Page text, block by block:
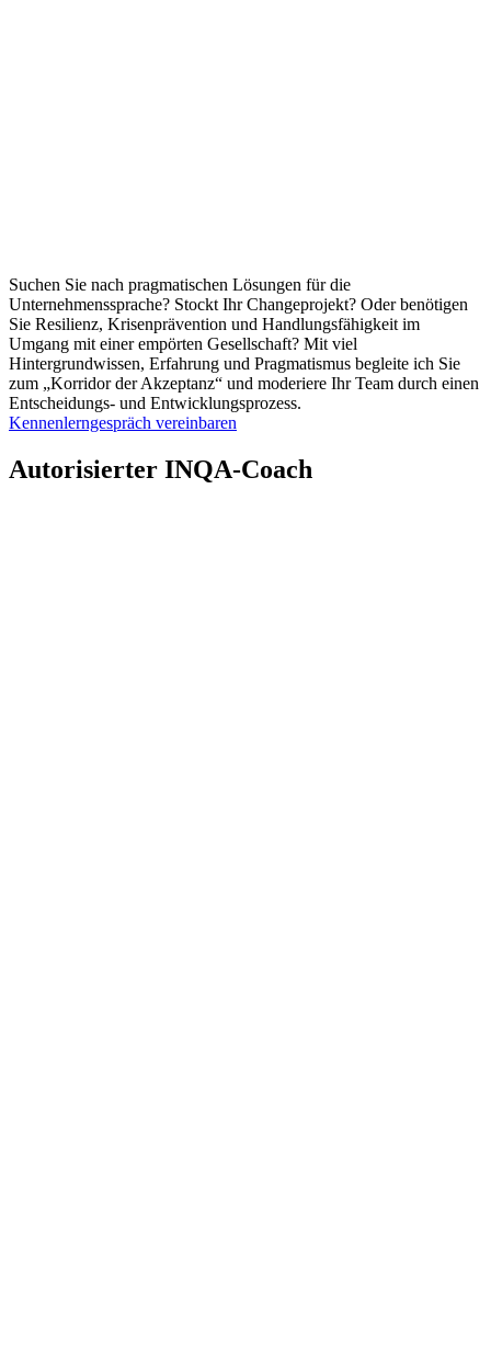
Suchen Sie nach pragmatischen Lösungen für die
Unternehmenssprache? Stockt Ihr Changeprojekt? Oder benötigen
Sie Resilienz, Krisenprävention und Handlungsfähigkeit im
Umgang mit einer empörten Gesellschaft? Mit viel
Hintergrundwissen, Erfahrung und Pragmatismus begleite ich Sie
zum „Korridor der Akzeptanz“ und moderiere Ihr Team durch einen
Entscheidungs- und Entwicklungsprozess.
Kennenlerngespräch vereinbaren
Autorisierter INQA-Coach